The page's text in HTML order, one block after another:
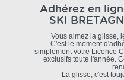
Adhérez en
SKI
Vous aimez la glisse,
C'est le moment
simplement votre Licence
exclusifs toute l'année.
La glisse, c'est